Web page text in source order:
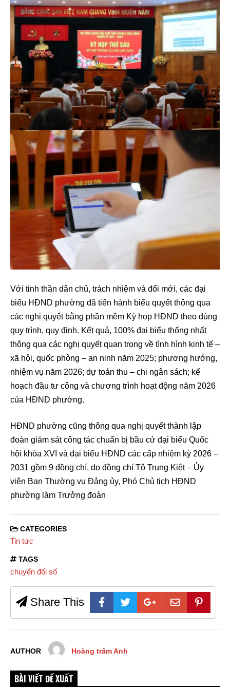
Với tinh thần dân chủ, trách nhiệm và đổi mới, các đại
biểu HĐND phường đã tiến hành biểu quyết thông qua
các nghị quyết bằng phần mềm Kỳ họp HĐND theo đúng
quy trình, quy định. Kết quả, 100% đại biểu thống nhất
thông qua các nghị quyết quan trọng về tình hình kinh tế –
xã hội, quốc phòng – an ninh năm 2025; phương hướng,
nhiệm vụ năm 2026; dự toán thu – chi ngân sách; kế
hoạch đầu tư công và chương trình hoạt động năm 2026
của HĐND phường.
HĐND phường cũng thông qua nghị quyết thành lập
đoàn giám sát công tác chuẩn bị bầu cử đại biểu Quốc
hội khóa XVI và đại biểu HĐND các cấp nhiệm kỳ 2026 –
2031 gồm 9 đồng chí, do đồng chí Tô Trung Kiệt – Ủy
viên Ban Thường vụ Đảng ủy, Phó Chủ tịch HĐND
phường làm Trưởng đoàn
CATEGORIES
Tin tức
TAGS
chuyển đổi số
Share This
AUTHOR Hoàng trâm Anh
BÀI VIẾT ĐỀ XUẤT